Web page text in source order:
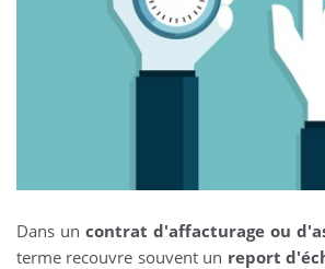
Dans un contrat d'affacturage ou
terme recouvre souvent un report